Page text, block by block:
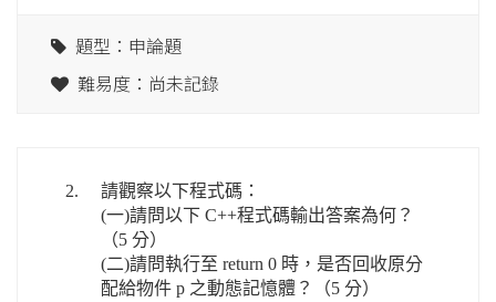
題型：申論題
難易度：尚未記錄
2.
請觀察以下程式碼：
(一)請問以下 C++程式碼輸出答案為何？
（5 分）
(二)請問執行至 return 0 時，是否回收原分
配給物件 p 之動態記憶體？（5 分）